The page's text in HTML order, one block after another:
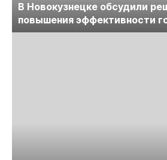
В Новокузнецке обсудили
повышения эффективности
предприятий